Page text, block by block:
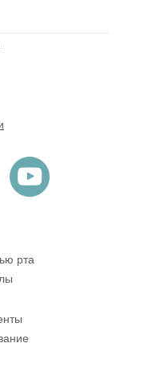
рта